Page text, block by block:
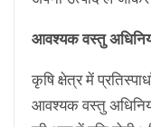
आवश्यक वस्तु
कृषि क्षेत्र में
आवश्यक वस्तु